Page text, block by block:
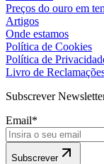
Preços do ouro em
Artigos
Onde estamos
Política de Cookies
Política de
Livro de
Subscrever
Email*
Subscrever